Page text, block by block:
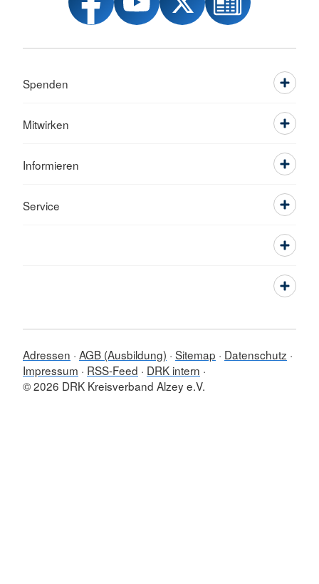
Spenden
Mitwirken
Informieren
Service
Adressen AGB (Ausbildung) Sitemap
Datenschutz
Impressum
RSS-Feed
DRK intern
© 2026 DRK Kreisverband Alzey e.V.